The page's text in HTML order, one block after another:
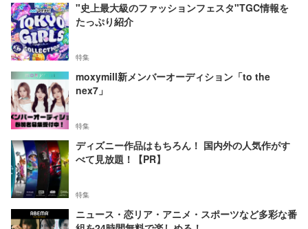
"史上最大級のファッションフェスタ"TGC情報を
たっぷり紹介
特集
moxymill新メンバーオーディション「to the
nex7」
特集
ディズニー作品はもちろん！ 国内外の人気作がす
べて見放題！【PR】
特集
ニュース・恋リア・アニメ・スポーツなど多彩な番